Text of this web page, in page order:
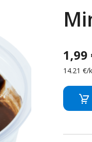
1,99
14.21 €/